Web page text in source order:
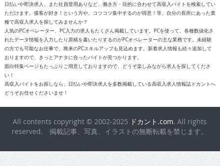
日払いや即決求人、また社員登用ありなど、働き方・目的に合わせて高収入バイトを検索してい
ただけます。接客が好き！という方や、コツコツ集中するのが得意！等、自分の長所にあった業
種で高収入求人を探してみませんか？
人気のPCオペレーター、PC入力の求人もたくさん掲載しています。PCを使って、各種数値化さ
れたデータ情報を入力したり原稿を書いたりするのがPCオペレーターの主な業務です。未経験
の方でも可能なお仕事で、将来のPCスキルアップも見込めます。新着求人情報も続々追加して
おりますので、きっとアナタに合ったバイトが見つかります。
面白特集ページもたっぷりご用意しておりますので、どうぞ楽しみながら求人を探してくださ
い！
高収入バイトをお探しなら、日払いや即決求人を多数掲載している高収入求人情報誌ドカントへ
どうぞお任せくださいませ！
All contents copyright © 2002-2025 ドカント.com. All rights
reserved. 掲載記事、写真、イラストの無断転載を禁じます。